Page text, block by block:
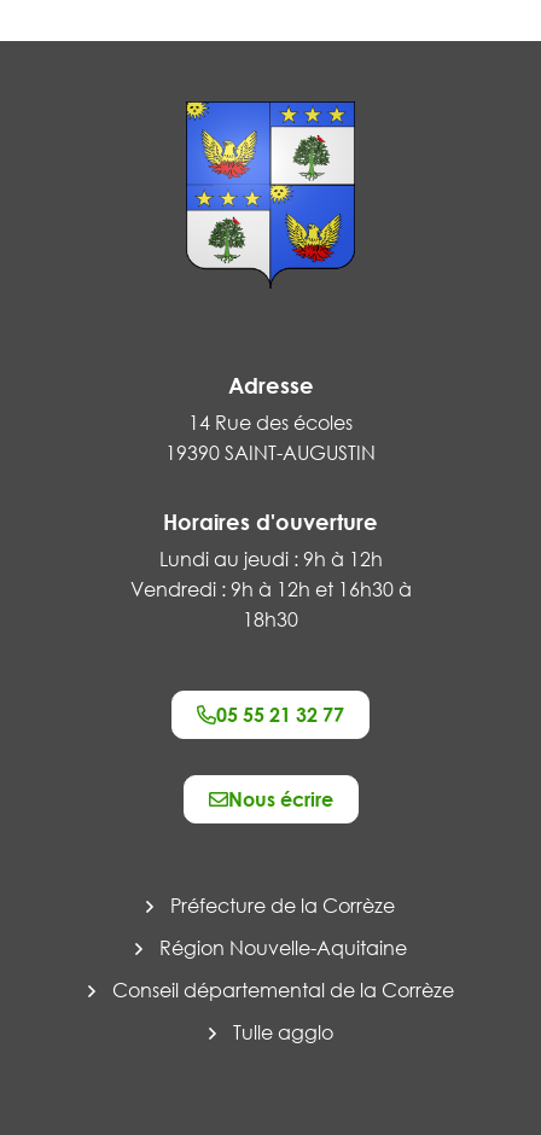
Adresse
14 Rue des écoles
19390 SAINT-AUGUSTIN
Horaires d'ouverture
Lundi au jeudi : 9h à 12h
Vendredi : 9h à 12h et 16h30 à
18h30
05 55 21 32 77
Nous écrire
Préfecture de la Corrèze
Région Nouvelle-Aquitaine
Conseil départemental de la Corrèze
Tulle agglo